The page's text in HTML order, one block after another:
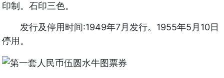
印制。石印三色。
发行及停用时间:1949年7月发行。1955年5月10日
停用。